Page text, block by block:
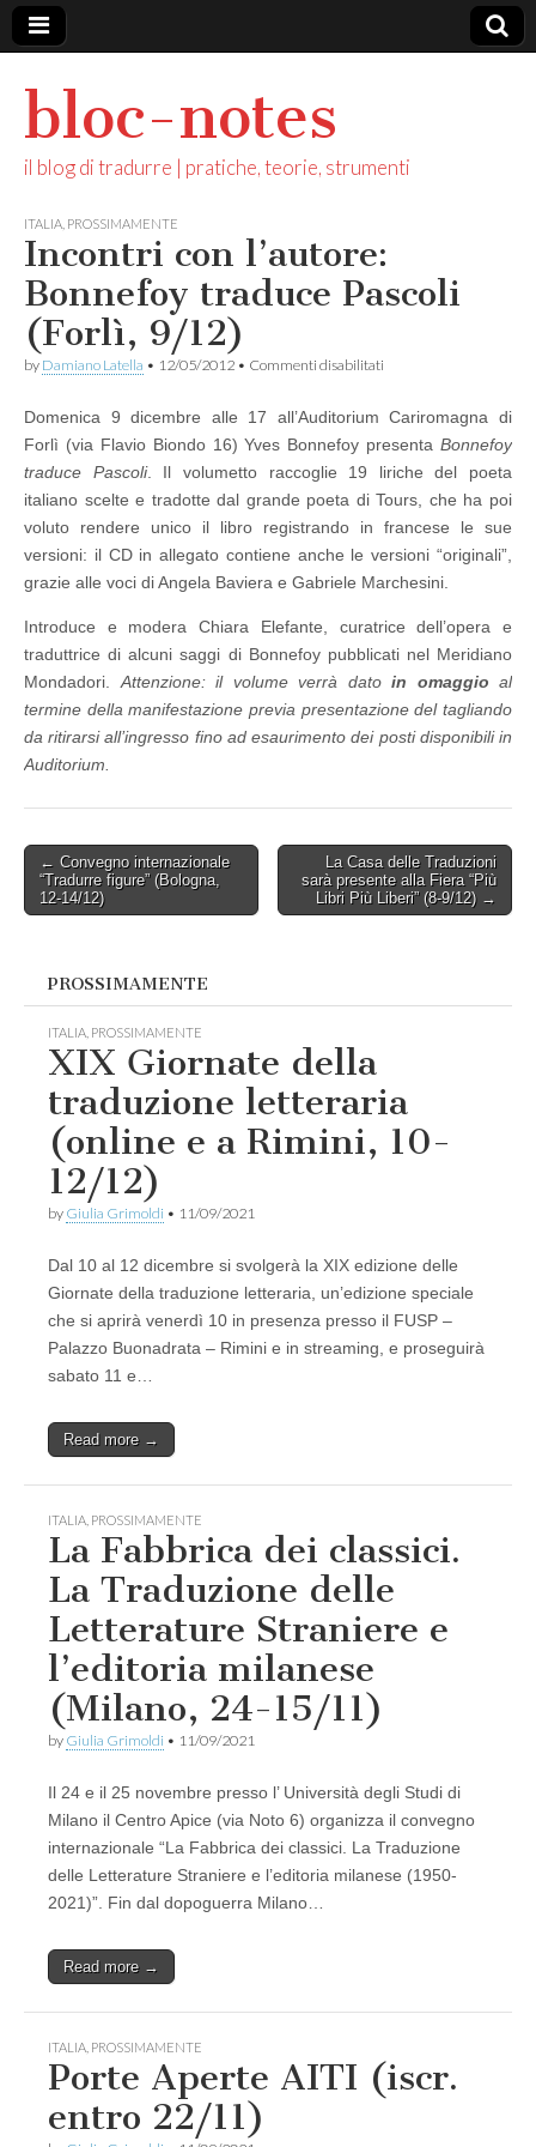
bloc-notes
il blog di tradurre | pratiche, teorie, strumenti
ITALIA PROSSIMAMENTE
Incontri con l’autore:
Bonnefoy traduce Pascoli
(Forlì, 9/12)
by Damiano Latella • 12/05/2012 • Commenti disabilitati
l’autore:
Bonnefoy
Pascoli
(Forlì,
9/12)
Domenica 9 dicembre alle 17 all’Auditorium Cariromagna di
Forlì (via Flavio Biondo 16) Yves Bonnefoy presenta Bonnefoy
traduce Pascoli. Il volumetto raccoglie 19 liriche del poeta
italiano scelte e tradotte dal grande poeta di Tours, che ha poi
voluto rendere unico il libro registrando in francese le sue
versioni: il CD in allegato contiene anche le versioni “originali”,
grazie alle voci di Angela Baviera e Gabriele Marchesini.
Introduce e modera Chiara Elefante, curatrice dell’opera e
traduttrice di alcuni saggi di Bonnefoy pubblicati nel Meridiano
Mondadori. Attenzione: il volume verrà dato in omaggio al
termine della manifestazione previa presentazione del tagliando
da ritirarsi all’ingresso fino ad esaurimento dei posti disponibili in
Auditorium.
Post
navigation
← Convegno internazionale
“Tradurre figure” (Bologna,
12-14/12)
La Casa delle Traduzioni
sarà presente alla Fiera “Più
Libri Più Liberi” (8-9/12) →
PROSSIMAMENTE
ITALIA PROSSIMAMENTE
XIX Giornate della
traduzione letteraria
(online e a Rimini, 10-
12/12)
by Giulia Grimoldi • 11/09/2021
Dal 10 al 12 dicembre si svolgerà la XIX edizione delle
Giornate della traduzione letteraria, un’edizione speciale
che si aprirà venerdì 10 in presenza presso il FUSP –
Palazzo Buonadrata – Rimini e in streaming, e proseguirà
sabato 11 e…
Read more →
ITALIA PROSSIMAMENTE
La Fabbrica dei classici.
La Traduzione delle
Letterature Straniere e
l’editoria milanese
(Milano, 24-15/11)
by Giulia Grimoldi • 11/09/2021
Il 24 e il 25 novembre presso l’ Università degli Studi di
Milano il Centro Apice (via Noto 6) organizza il convegno
internazionale “La Fabbrica dei classici. La Traduzione
delle Letterature Straniere e l’editoria milanese (1950-
2021)”. Fin dal dopoguerra Milano…
Read more →
ITALIA PROSSIMAMENTE
Porte Aperte AITI (iscr.
entro 22/11)